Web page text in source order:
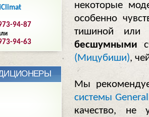
некоторые
особенно
тишиной или
бесшумными
(Мицубиши),
Мы
системы
качество, не
94-87
94-63